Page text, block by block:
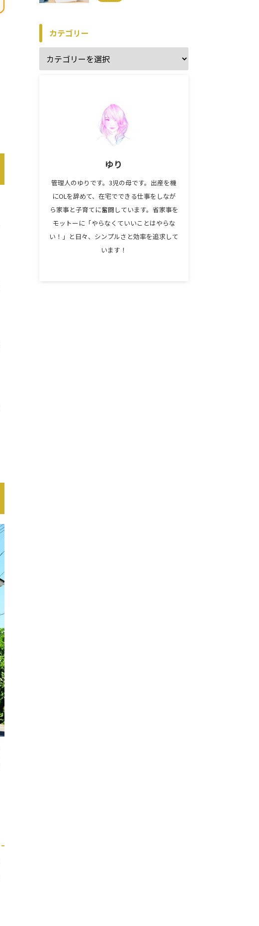
カテゴリー
ゆり
管理人のゆりです。3児の母です。出産を機
にOLを辞めて、在宅でできる仕事をしなが
ら家事と子育てに奮闘しています。省家事を
モットーに「やらなくていいことはやらな
い！」と日々、シンプルさと効率を追求して
います！